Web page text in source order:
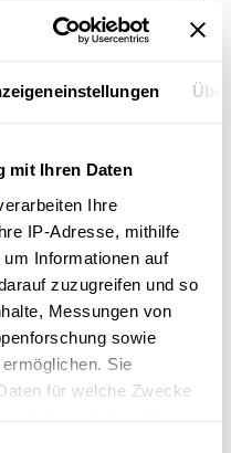
mit Ihren Daten
Ihre
IP-Adresse, mithilfe
Informationen auf
zuzugreifen und so
Messungen von
sowie
Sie
für welche Zwecke